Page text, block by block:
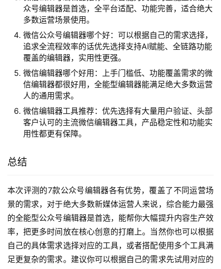
队协作的工具，能帮你更好地支撑运营策略落地。
如果是个人创作，需求相对简单，轻量化的工具就能满足需
求；如果是商业用途，需要支撑团队协作、数据复盘、营销
获客等需求，那么优先选择全能型的综合类公众号排版工
具，能满足团队的多维度需求。
FAQ答疑
微信编辑器推荐：优先推荐功能覆盖全面的全能型微信
编辑器，能一站式满足从内容创作到发布运营的全流程
公众号排版用什么软件：可以选择模板素材丰富、支持
版的美观度和效率。
微信公众号编辑器推荐：综合能力突出的全能型微信公
众号编辑器是首选，全平台适配、功能完善，适合绝大
多数运营场景使用。
微信公众号编辑器哪个好：可以根据自己的需求选择，
追求全流程效率的话优先选择支持AI赋能、全链路功能
覆盖的编辑器，实用性更强。